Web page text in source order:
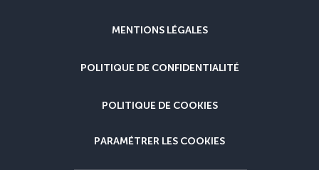
MENTIONS LÉGALES
POLITIQUE DE CONFIDENTIALITÉ
POLITIQUE DE COOKIES
PARAMÉTRER LES COOKIES